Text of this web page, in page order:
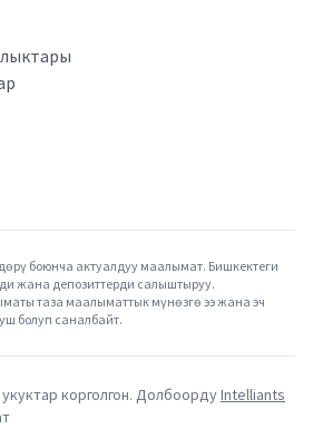
боюнча актуалдуу маалымат. Бишкектеги
жана депозиттерди салыштыруу.
таза маалыматтык мүнөзгө ээ жана эч
болуп саналбайт.
корголгон. ДолбоордуIntelliants